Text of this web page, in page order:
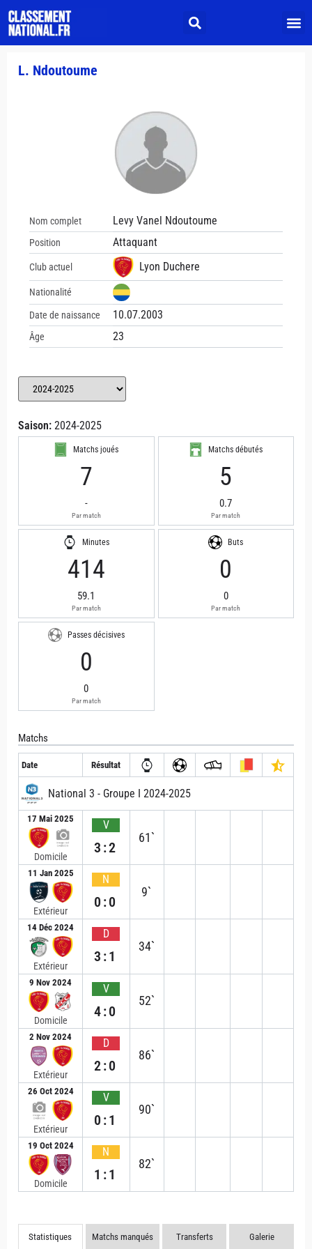
L. Ndoutoume
Nom complet Levy Vanel Ndoutoume
Position Attaquant
Club actuel Lyon Duchere
Nationalité
Date de naissance 10.07.2003
Âge 23
Saison: 2024-2025
Matchs joués
7
-
Par match
Matchs débutés
5
0.7
Par match
Minutes
414
59.1
Par match
Buts
0
0
Par match
Passes décisives
0
0
Par match
Matchs
Date Résultat
National 3 - Groupe I 2024-2025
17 Mai 2025
Domicile
V
3:2
61`
11 Jan 2025
Extérieur
N
0:0
9`
14 Déc 2024
Extérieur
D
3:1
34`
9 Nov 2024
Domicile
V
4:0
52`
2 Nov 2024
Extérieur
D
2:0
86`
26 Oct 2024
Extérieur
V
0:1
90`
19 Oct 2024
Domicile
N
1:1
82`
Statistiques Matchs manqués Transferts Galerie